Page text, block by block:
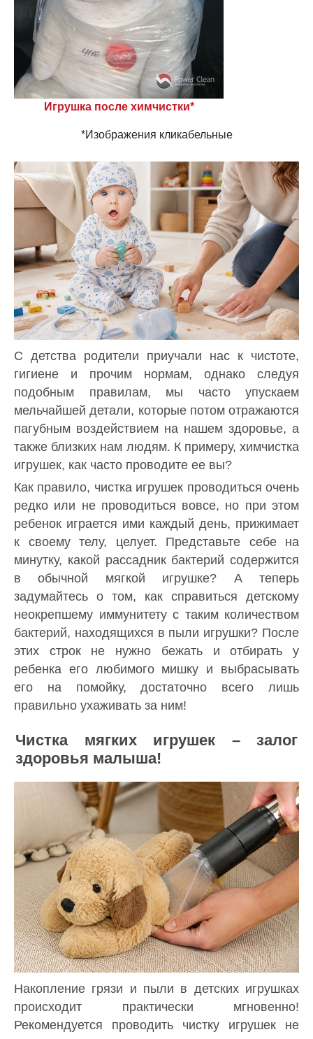
Игрушка после химчистки*
*Изображения кликабельные
С детства родители приучали нас к чистоте,
гигиене и прочим нормам, однако следуя
подобным правилам, мы часто упускаем
мельчайшей детали, которые потом отражаются
пагубным воздействием на нашем здоровье, а
также близких нам людям. К примеру, химчистка
игрушек, как часто проводите ее вы?
Как правило, чистка игрушек проводиться очень
редко или не проводиться вовсе, но при этом
ребенок играется ими каждый день, прижимает
к своему телу, целует. Представьте себе на
минутку, какой рассадник бактерий содержится
в обычной мягкой игрушке? А теперь
задумайтесь о том, как справиться детскому
неокрепшему иммунитету с таким количеством
бактерий, находящихся в пыли игрушки? После
этих строк не нужно бежать и отбирать у
ребенка его любимого мишку и выбрасывать
его на помойку, достаточно всего лишь
правильно ухаживать за ним!
Чистка мягких игрушек – залог
здоровья малыша!
Накопление грязи и пыли в детских игрушках
происходит практически мгновенно!
Рекомендуется проводить чистку игрушек не